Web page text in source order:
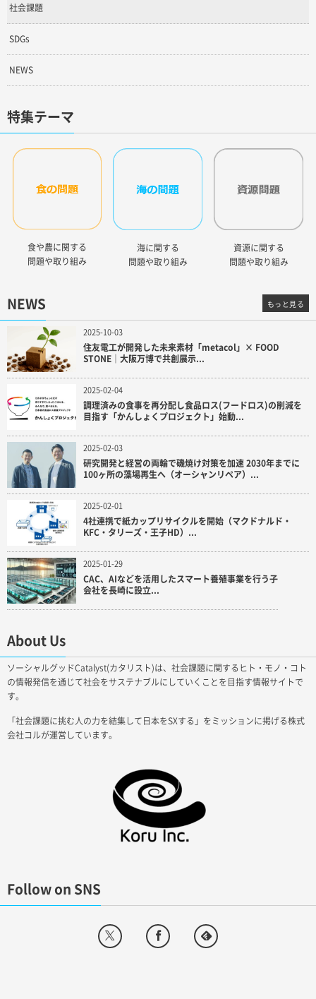
社会課題
SDGs
NEWS
特集テーマ
食や農に関する
問題や取り組み
海に関する
問題や取り組み
資源に関する
問題や取り組み
NEWS
2025-10-03
住友電工が開発した未来素材「metacol」× FOOD
STONE｜大阪万博で共創展示...
2025-02-04
調理済みの食事を再分配し食品ロス(フードロス)の削減を
目指す「かんしょくプロジェクト」始動...
2025-02-03
研究開発と経営の両輪で磯焼け対策を加速 2030年までに
100ヶ所の藻場再生へ（オーシャンリペア）...
2025-02-01
4社連携で紙カップリサイクルを開始（マクドナルド・
KFC・タリーズ・王子HD）...
2025-01-29
CAC、AIなどを活用したスマート養殖事業を行う子
会社を長崎に設立...
もっと見る
About Us
ソーシャルグッドCatalyst(カタリスト)は、社会課題に関するヒト・モノ・コト
の情報発信を通じて社会をサステナブルにしていくことを目指す情報サイトで
す。
「社会課題に挑む人の力を結集して日本をSXする」をミッションに掲げる株式
会社コルが運営しています。
Follow on SNS